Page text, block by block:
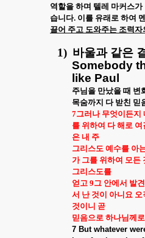
역할을 하며 텔레 마커스
습니다. 이를 유래로 하여
끌어 주고 도와주는 조력
1) 바울과 같은
Somebody
like Paul
주님을 만났을 때 변
목숨까지 다 받친 믿
7그러나 무엇이든지
를 위하여 다 해로 여
은 내 주
그리스도 예수를 아
가 그를 위하여 모든
그리스도를
얻고 9그 안에서 발
서 난 것이 아니요
것이니 곧
믿음으로 하나님께
7 But whatever